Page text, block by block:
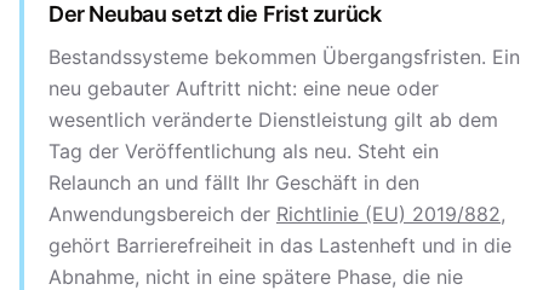
Der Neubau setzt die Frist zurück
Bestandssysteme bekommen Übergangsfristen. Ein
neu gebauter Auftritt nicht: eine neue oder
wesentlich veränderte Dienstleistung gilt ab dem
Tag der Veröffentlichung als neu. Steht ein
Relaunch an und fällt Ihr Geschäft in den
Anwendungsbereich der Richtlinie (EU) 2019/882,
gehört Barrierefreiheit in das Lastenheft und in die
Abnahme, nicht in eine spätere Phase, die nie